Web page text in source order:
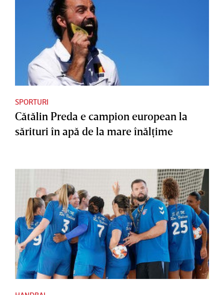
SPORTURI
Cătălin Preda e campion european la
sărituri în apă de la mare înălţime